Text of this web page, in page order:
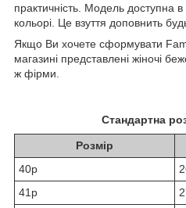
практичність. Модель доступна
кольорі. Це взуття доповнить
Якщо Ви хочете сформувати
магазині представлені жіночі
ж фірми.
Стандартна
Розмір
40р
41р